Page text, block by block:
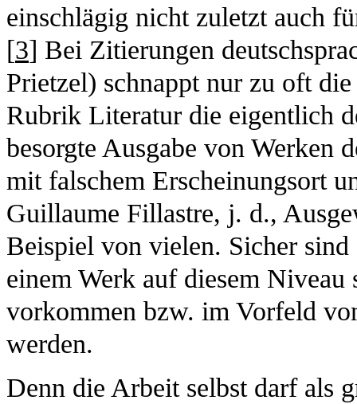
einschlägig nicht zuletzt auch
[3] Bei Zitierungen
Prietzel) schnappt nur zu oft
Rubrik Literatur die eigentlich
besorgte Ausgabe von Werken
mit falschem Erscheinungsort
Guillaume Fillastre, j. d.,
Beispiel von vielen. Sicher
einem Werk auf diesem
vorkommen bzw. im Vorfeld
werden.
Denn die Arbeit selbst darf als